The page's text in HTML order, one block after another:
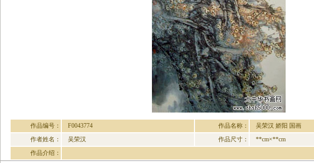
作品编号： F0043774 作品名称：
吴荣汉 娇阳 国画
作者姓名：
吴荣汉 作品尺寸：
**cm×**cm
作品介绍：